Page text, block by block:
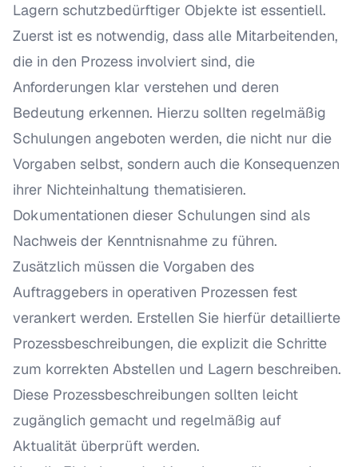
Lagern schutzbedürftiger Objekte ist essentiell.
Zuerst ist es notwendig, dass alle Mitarbeitenden,
die in den Prozess involviert sind, die
Anforderungen klar verstehen und deren
Bedeutung erkennen. Hierzu sollten regelmäßig
Schulungen angeboten werden, die nicht nur die
Vorgaben selbst, sondern auch die Konsequenzen
ihrer Nichteinhaltung thematisieren.
Dokumentationen dieser Schulungen sind als
Nachweis der Kenntnisnahme zu führen.
Zusätzlich müssen die Vorgaben des
Auftraggebers in operativen Prozessen fest
verankert werden. Erstellen Sie hierfür detaillierte
Prozessbeschreibungen, die explizit die Schritte
zum korrekten Abstellen und Lagern beschreiben.
Diese Prozessbeschreibungen sollten leicht
zugänglich gemacht und regelmäßig auf
Aktualität überprüft werden.